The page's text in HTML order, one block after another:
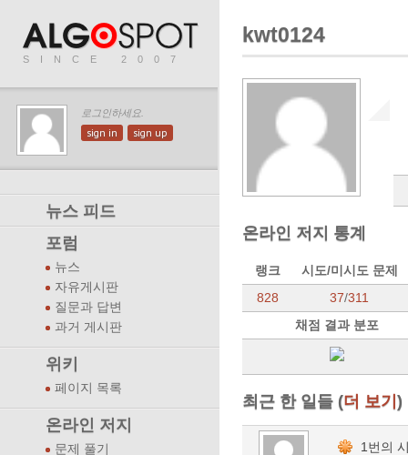
SINCE 2007
로그인하세요.
sign in sign up
뉴스 피드
포럼
뉴스
자유게시판
질문과 답변
과거 게시판
위키
페이지 목록
온라인 저지
문제 풀기
kwt0124
온라인 저지 통계
랭크
시도/미시도 문제
828
37/311
채점 결과 분포
최근 한 일들 (더 보기)
1번의